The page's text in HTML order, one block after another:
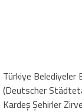
Türkiye Belediyeler
(Deutscher
Kardeş Şehirler